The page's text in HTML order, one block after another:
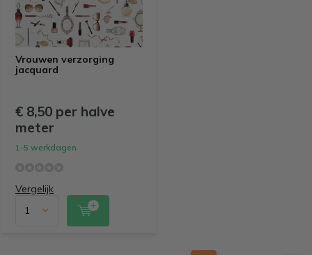
Vrouwen verzorging
jacquard
€ 8,50 per halve
meter
1-5 werkdagen
Vergelijk